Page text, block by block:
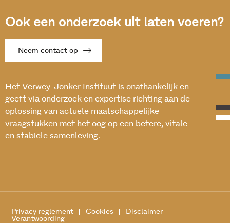
Ook een onderzoek uit laten voeren?
Neem contact op
Het Verwey-Jonker Instituut is onafhankelijk en
geeft via onderzoek en expertise richting aan de
oplossing van actuele maatschappelijke
vraagstukken met het oog op een betere, vitale
en stabiele samenleving.
Privacy reglement Cookies
Disclaimer
Verantwoording